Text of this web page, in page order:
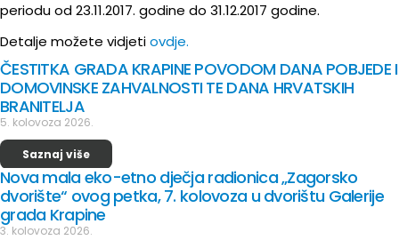
periodu od 23.11.2017. godine do 31.12.2017 godine.
Detalje možete vidjetiovdje.
ČESTITKA GRADA KRAPINE POVODOM DANA POBJEDE I
DOMOVINSKE ZAHVALNOSTI TE DANA HRVATSKIH
BRANITELJA
5. kolovoza 2026.
Saznaj više
Nova mala eko-etno dječja radionica „Zagorsko
dvorište“ ovog petka, 7. kolovoza u dvorištu Galerije
grada Krapine
3. kolovoza 2026.